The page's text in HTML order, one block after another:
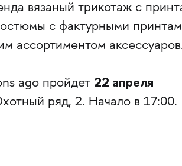
вязаный трикотаж с
с фактурными
ассортиментом
ago пройдет 22 апреля
ряд, 2. Начало в 17:00.